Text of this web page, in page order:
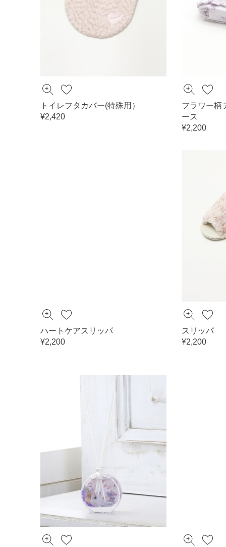
トイレフタカバー(特殊用）
¥2,420
フラワー柄
ース
¥2,200
ハートケアスリッパ
¥2,200
スリッパ
¥2,200